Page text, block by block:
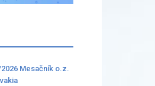
2026 Mesačník o.z.